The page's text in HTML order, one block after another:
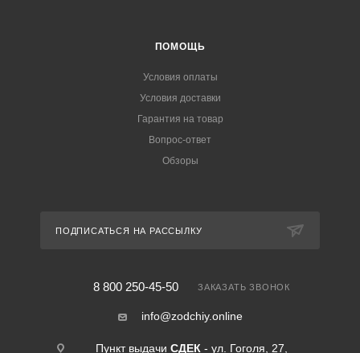
ПОМОЩЬ
Условия оплаты
Условия доставки
Гарантия на товар
Вопрос-ответ
Обзоры
ПОДПИСАТЬСЯ НА РАССЫЛКУ
8 800 250-45-50 ЗАКАЗАТЬ ЗВОНОК
info@zodchiy.online
Пункт выдачи СДЕК - ул. Гоголя, 27,